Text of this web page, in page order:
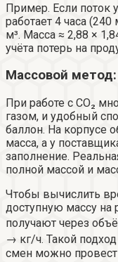
Пример. Если поток
работает 4 часа
м³. Масса ≈ 2,88 ×
учёта потерь на
Массовой
При работе с CO₂
газом, и удобный
баллон. На корпусе
масса, а у
заполнение.
полной массой и
Чтобы вычислить
доступную массу на
получают через
→ кг/ч. Такой
смен можно